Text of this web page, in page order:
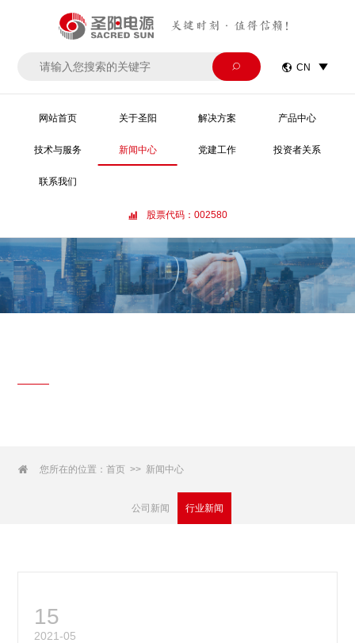
关键时刻·值得信赖！
  CN 
网站首页 关于圣阳 解决方案 产品中心
技术与服务 新闻中心 党建工作 投资者关系
联系我们
 股票代码：002580
 您所在的位置：首页 >> 新闻中心
公司新闻 行业新闻
15
2021-05